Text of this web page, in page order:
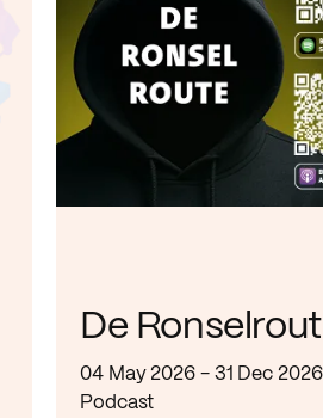
De
04 May 2026 - 31 Dec 2026
Podcast